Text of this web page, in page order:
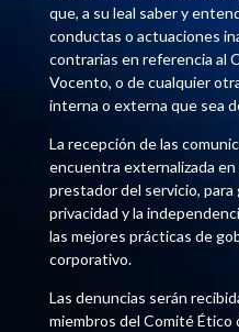
que, a su leal saber y
conductas o actuaciones
contrarias en referencia al
Vocento, o de cualquier
interna o externa que sea
La recepción de las
encuentra externalizada
prestador del servicio, para
privacidad y la
las mejores prácticas de
corporativo.
Las denuncias serán
miembros del Comité Ético